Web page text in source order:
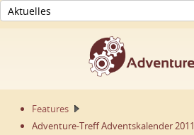
Features
Adventure-Treff Adventskalender 2011